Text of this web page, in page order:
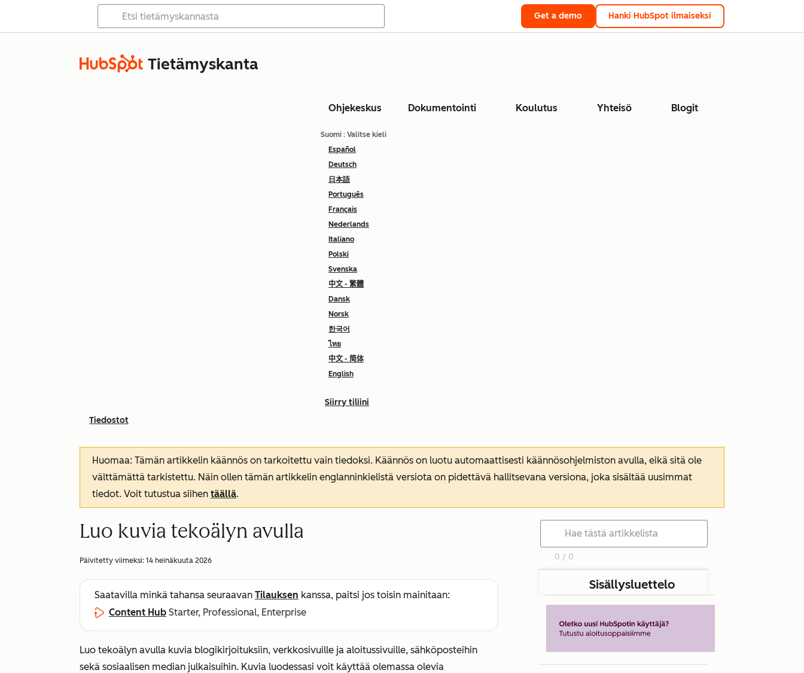
Get a demo Hanki HubSpot ilmaiseksi
Tietämyskanta
Ohjekeskus Dokumentointi Koulutus Yhteisö Blogit
Suomi : Valitse kieli
Español
Deutsch
日本語
Português
Français
Nederlands
Italiano
Polski
Svenska
中文 - 繁體
Dansk
Norsk
한국어
ไทย
中文 - 简体
English
Siirry tiliini
Tiedostot
Huomaa: Tämän artikkelin käännös on tarkoitettu vain tiedoksi. Käännös on luotu automaattisesti käännösohjelmiston avulla, eikä sitä ole
välttämättä tarkistettu. Näin ollen tämän artikkelin englanninkielistä versiota on pidettävä hallitsevana versiona, joka sisältää uusimmat
tiedot. Voit tutustua siihen täällä.
Luo kuvia tekoälyn avulla
Päivitetty viimeksi: 14 heinäkuuta 2026
Saatavilla minkä tahansa seuraavan Tilauksen kanssa, paitsi jos toisin mainitaan:
Content Hub Starter, Professional, Enterprise
Luo tekoälyn avulla kuvia blogikirjoituksiin, verkkosivuille ja aloitussivuille, sähköposteihin
sekä sosiaalisen median julkaisuihin. Kuvia luodessasi voit käyttää olemassa olevia
0 / 0
Sisällysluettelo